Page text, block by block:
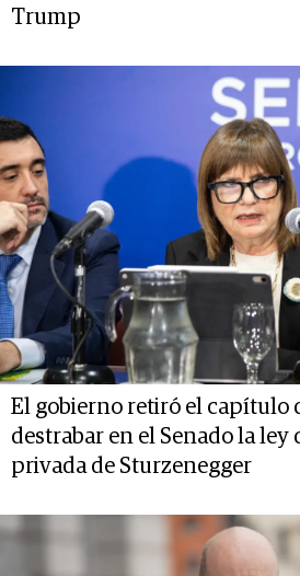
Trump
El gobierno retiró el capítulo
destrabar en el Senado la ley
privada de Sturzenegger